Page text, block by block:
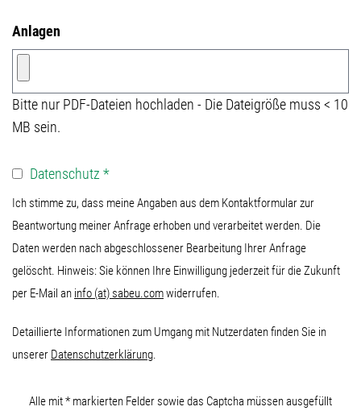
Anlagen
Bitte nur PDF-Dateien hochladen - Die Dateigröße muss < 10
MB sein.
Datenschutz *
Ich stimme zu, dass meine Angaben aus dem Kontaktformular zur
Beantwortung meiner Anfrage erhoben und verarbeitet werden. Die
Daten werden nach abgeschlossener Bearbeitung Ihrer Anfrage
gelöscht. Hinweis: Sie können Ihre Einwilligung jederzeit für die Zukunft
per E-Mail an info (at) sabeu.comwiderrufen.
Detaillierte Informationen zum Umgang mit Nutzerdaten finden Sie in
unserer Datenschutzerklärung.
Alle mit * markierten Felder sowie das Captcha müssen ausgefüllt